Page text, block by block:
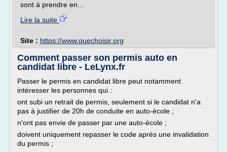
sont à prendre en...
Lire la suite
Site : https://www.quechoisir.org
Comment passer son permis auto en
candidat libre - LeLynx.fr
Passer le permis en candidat libre peut notamment
intéresser les personnes qui :
ont subi un retrait de permis, seulement si le candidat n'a
pas à justifier de 20h de conduite en auto-école ;
n'ont pas envie de passer par une auto-école ;
doivent uniquement repasser le code après une invalidation
du permis ;